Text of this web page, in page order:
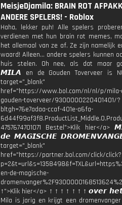
MeisjeDjamila: BRAIN ROT
ANDERE SPELERS! - Roblox
Haha, lekker puh! Alle spelers
verdienen met hun brain rot memes,
het allemaal van ze af. Ze zijn namelijk
waard! Alleen... andere spelers kunnen
huis stelen. Oh nee, als dat maar
𝙈𝙄𝙇𝘼 en de Gouden Toverveer is
target="_blank"
href="https://www.bol.com/nl/nl/p/mila-
gouden-toverveer/9300000220401401/?
bltgh=76e7adaa-ccaf-401e-a6fa-
4757674701071 Bestel">Klik hier</
𝙙𝙚 𝙈𝘼𝙂𝙄𝙎𝘾𝙃𝙀
target="_blank"
href="https://partner.bol.com/click/click?
en-de-magische-
↑">Klik hier</a> ↑ ↑ ↑ ↑ ↑ ↑ ↑ 𝙤𝙫𝙚𝙧
Mila is jarig en krijgt een